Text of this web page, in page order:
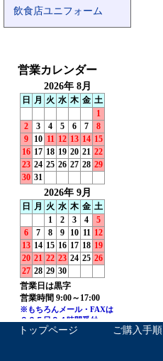
飲食店ユニフォーム
トップページ ご購入手順